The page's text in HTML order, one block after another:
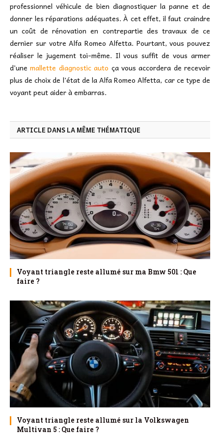
professionnel véhicule de bien diagnostiquer la panne et de
donner les réparations adéquates. À cet effet, il faut craindre
un coût de rénovation en contrepartie des travaux de ce
dernier sur votre Alfa Romeo Alfetta. Pourtant, vous pouvez
réaliser le jugement toi-même. Il vous suffit de vous armer
d’unemallette diagnostic auto ça vous accordera de recevoir
plus de choix de l’état de la Alfa Romeo Alfetta, car ce type de
voyant peut aider à embarras.
ARTICLE DANS LA MÊME THÉMATIQUE
Voyant triangle reste allumé sur ma Bmw 501 : Que
faire ?
Voyant triangle reste allumé sur la Volkswagen
Multivan 5 : Que faire ?